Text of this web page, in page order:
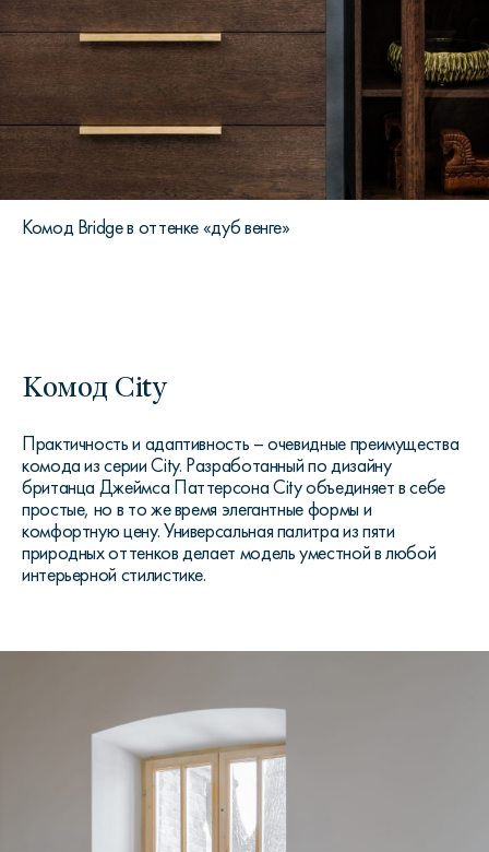
Комод Bridge в оттенке «дуб венге»
Комод City
Практичность и адаптивность – очевидные преимущества
комода из серии City. Разработанный по дизайну
британца Джеймса Паттерсона City объединяет в себе
простые, но в то же время элегантные формы и
комфортную цену. Универсальная палитра из пяти
природных оттенков делает модель уместной в любой
интерьерной стилистике.